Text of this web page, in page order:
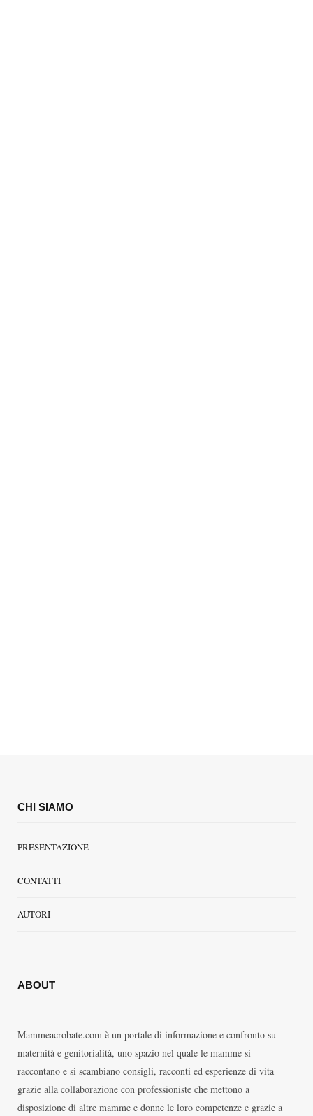
CHI SIAMO
PRESENTAZIONE
CONTATTI
AUTORI
ABOUT
Mammeacrobate.com è un portale di informazione e confronto su
maternità e genitorialità, uno spazio nel quale le mamme si
raccontano e si scambiano consigli, racconti ed esperienze di vita
grazie alla collaborazione con professioniste che mettono a
disposizione di altre mamme e donne le loro competenze e grazie a